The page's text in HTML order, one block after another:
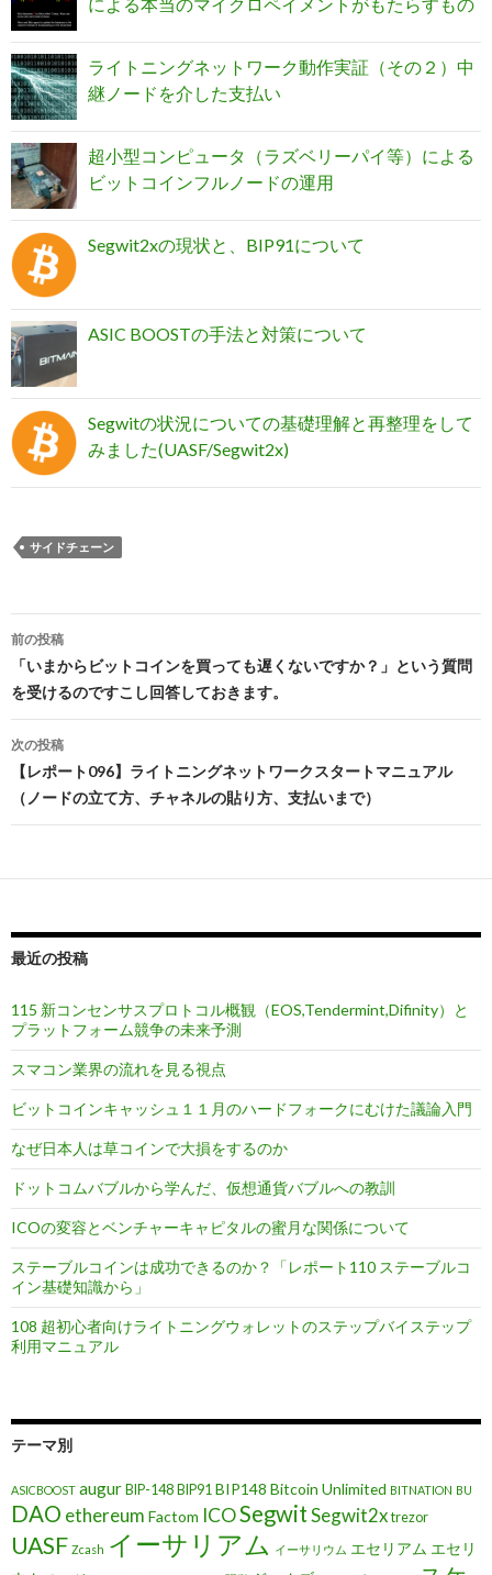
ライトニングネットワーク動作実証（その２）中
継ノードを介した支払い
超小型コンピュータ（ラズベリーパイ等）による
ビットコインフルノードの運用
Segwit2xの現状と、BIP91について
ASIC BOOSTの手法と対策について
Segwitの状況についての基礎理解と再整理をして
みました(UASF/Segwit2x)
サイドチェーン
投
稿
ナ
ビ
ゲ
ョ
前の投稿
「いまからビットコインを買っても遅くないですか？」という質問
を受けるのですこし回答しておきます。
次の投稿
【レポート096】ライトニングネットワークスタートマニュアル
（ノードの立て方、チャネルの貼り方、支払いまで）
最近の投稿
115 新コンセンサスプロトコル概観（EOS,Tendermint,Difinity）と
プラットフォーム競争の未来予測
スマコン業界の流れを見る視点
ビットコインキャッシュ１１月のハードフォークにむけた議論入門
なぜ日本人は草コインで大損をするのか
ドットコムバブルから学んだ、仮想通貨バブルへの教訓
ICOの変容とベンチャーキャピタルの蜜月な関係について
ステーブルコインは成功できるのか？「レポート110 ステーブルコ
イン基礎知識から」
108 超初心者向けライトニングウォレットのステップバイステップ
利用マニュアル
テーマ別
ASICBOOST augur BIP-148 BIP91 BIP148 Bitcoin Unlimited BITNATION BU
DAO ethereum Factom ICOSegwitSegwit2x trezor
UASF Zcash イーサリアム イーサリウム エセリアム エセリ